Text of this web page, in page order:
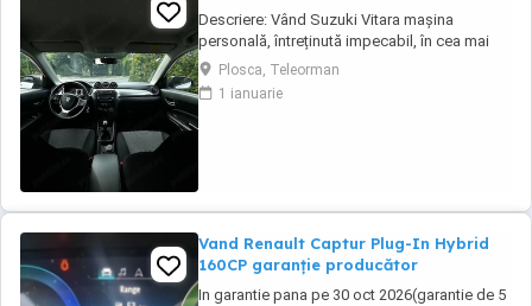
Descriere: Vând Suzuki Vitara mașina
personală, întreținută impecabil, în cea mai
căutată configurație pentru fiabilitate: motorul
1.6 benzină aspirat (distribuție lanț) și
tracțiune integrală AllGrip Date tehnice &
Plosca, Teleorman
1 ianuarie
Vand Renault Captur Plug-In Hybrid
160CP garanție producător
In garantie pana pe 30 oct 2026(garantie de 5